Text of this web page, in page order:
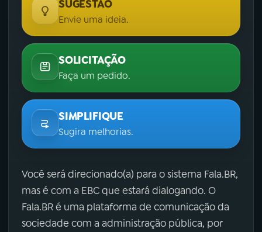
SUGESTÃO
Envie uma ideia.
SOLICITAÇÃO
Faça um pedido.
SIMPLIFIQUE
Sugira melhorias.
Você será direcionado(a) para o sistema Fala.BR,
mas é com a EBC que estará dialogando. O
Fala.BR é uma plataforma de comunicação da
sociedade com a administração pública, por